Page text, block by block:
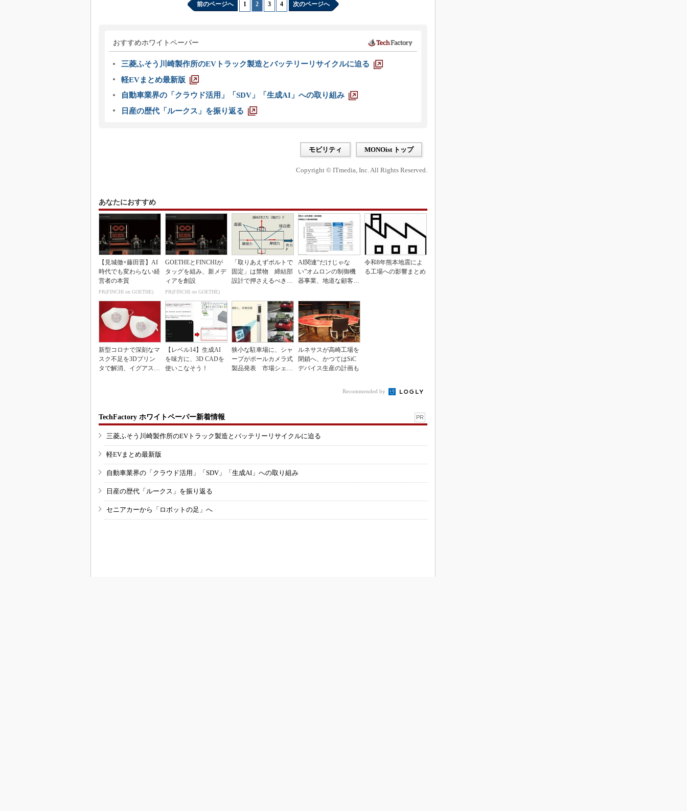
前のページへ 1 2 3 4 次のページへ
おすすめホワイトペーパー
三菱ふそう川崎製作所のEVトラック製造とバッテリーリサイクルに迫る
軽EVまとめ最新版
自動車業界の「クラウド活用」「SDV」「生成AI」への取り組み
日産の歴代「ルークス」を振り返る
モビリティ MONOist トップ
Copyright © ITmedia, Inc. All Rights Reserved.
あなたにおすすめ
【見城徹×藤田晋】AI
時代でも変わらない経
営者の本質
PR(FINCHI on GOETHE)
GOETHEとFINCHIが
タッグを組み、新メデ
ィアを創設
PR(FINCHI on GOETHE)
「取りあえずボルトで
固定」は禁物 締結部
設計で押さえるべき基
AI関連“だけじゃな
い”オムロンの制御機
器事業、地道な顧客基
令和8年熊本地震によ
る工場への影響まとめ
新型コロナで深刻なマ
スク不足を3Dプリン
タで解消、イグアスが
【レベル14】生成AI
を味方に、3D CADを
使いこなそう！
狭小な駐車場に、シャ
ープがポールカメラ式
製品発表 市場シェア
ルネサスが高崎工場を
閉鎖へ、かつてはSiC
デバイス生産の計画も
Recommended by
TechFactory ホワイトペーパー新着情報 PR
三菱ふそう川崎製作所のEVトラック製造とバッテリーリサイクルに迫る
軽EVまとめ最新版
自動車業界の「クラウド活用」「SDV」「生成AI」への取り組み
日産の歴代「ルークス」を振り返る
セニアカーから「ロボットの足」へ